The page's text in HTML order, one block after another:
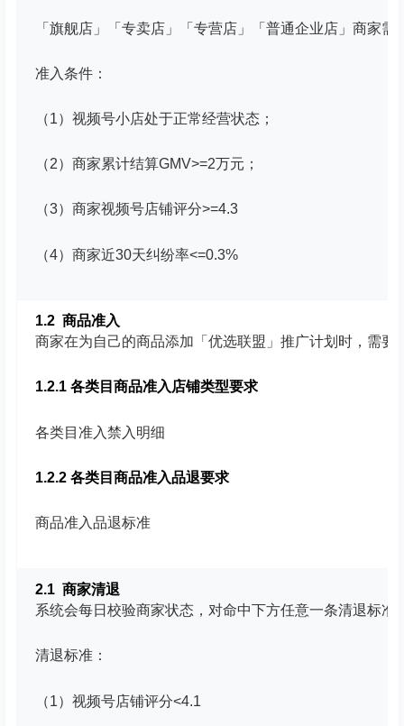
「旗舰店」「专卖店」「专营店」「普通企业店」商家
准入条件：
（1）视频号小店处于正常经营状态；
（2）商家累计结算GMV>=2万元；
（3）商家视频号店铺评分>=4.3
（4）商家近30天纠纷率<=0.3%
1.2 商品准入
商家在为自己的商品添加「优选联盟」推广计划时，需
1.2.1 各类目商品准入店铺类型要求
各类目准入禁入明细
1.2.2 各类目商品准入品退要求
商品准入品退标准
2.1 商家清退
系统会每日校验商家状态，对命中下方任意一条清退标
清退标准：
（1）视频号店铺评分<4.1